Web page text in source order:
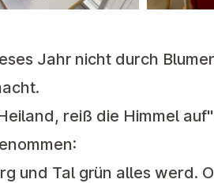
Jahr nicht durch
reiß die Himmel
und Tal grün alles werd.